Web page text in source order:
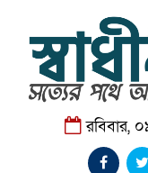
রবিবার,